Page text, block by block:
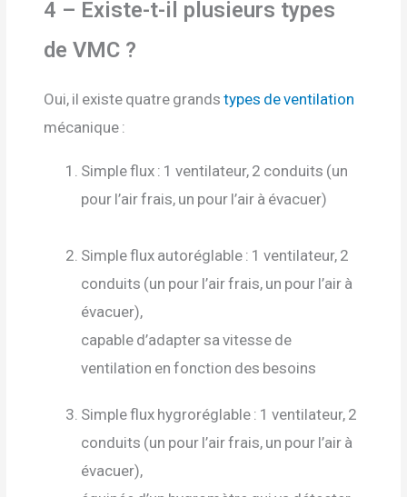
4 – Existe-t-il plusieurs types
de VMC ?
Oui, il existe quatre grands types de ventilation
mécanique :
Simple flux : 1 ventilateur, 2 conduits (un
pour l’air frais, un pour l’air à évacuer)
Simple flux autoréglable : 1 ventilateur, 2
conduits (un pour l’air frais, un pour l’air à
évacuer),
capable d’adapter sa vitesse de
ventilation en fonction des besoins
Simple flux hygroréglable : 1 ventilateur, 2
conduits (un pour l’air frais, un pour l’air à
évacuer),